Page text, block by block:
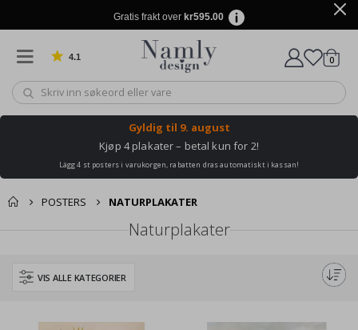
Gratis frakt over kr595.00
4.1 Basert på 1025 stemmer 0varer
Gyldig til 9. august
Kjøp 4 plakater – betal kun for 2!
Lägg 4 st posters i varukorgen, rabatten dras automatiskt i kassan!
POSTERS NATURPLAKATER
Naturplakater
VIS ALLE KATEGORIER